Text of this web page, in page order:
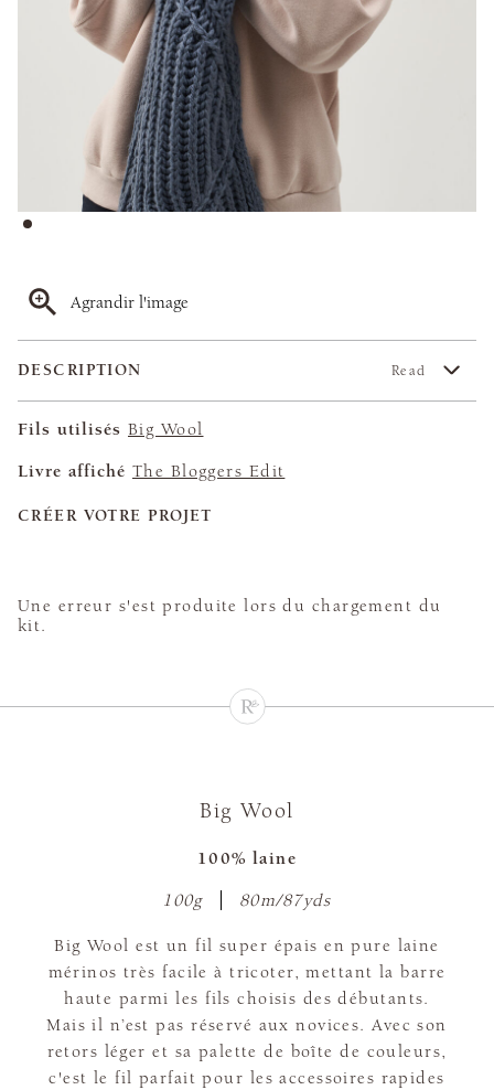
Agrandir l'image
DESCRIPTION Read
Fils utilisés Big Wool
Livre affiché The Bloggers Edit
CRÉER VOTRE PROJET
Une erreur s'est produite lors du chargement du
kit.
Big Wool
100% laine
100g 80m/87yds
Big Wool est un fil super épais en pure laine
mérinos très facile à tricoter, mettant la barre
haute parmi les fils choisis des débutants.
Mais il n’est pas réservé aux novices. Avec son
retors léger et sa palette de boîte de couleurs,
c'est le fil parfait pour les accessoires rapides